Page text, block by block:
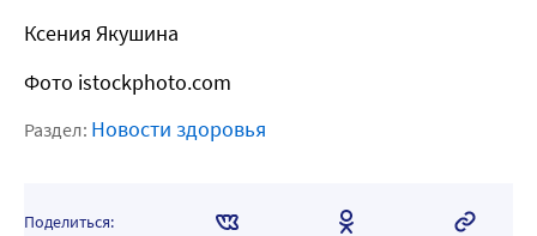
Ксения Якушина
Фото istockphoto.com
Раздел: Новости здоровья
Поделиться: